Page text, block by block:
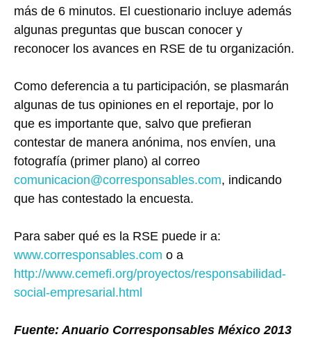
más de 6 minutos. El cuestionario incluye además
algunas preguntas que buscan conocer y
reconocer los avances en RSE de tu organización.
Como deferencia a tu participación, se plasmarán
algunas de tus opiniones en el reportaje, por lo
que es importante que, salvo que prefieran
contestar de manera anónima, nos envíen, una
fotografía (primer plano) al correo
comunicacion@corresponsables.com, indicando
que has contestado la encuesta.
Para saber qué es la RSE puede ir a:
www.corresponsables.com o a
http://www.cemefi.org/proyectos/responsabilidad-
social-empresarial.html
Fuente: Anuario Corresponsables México 2013